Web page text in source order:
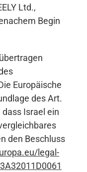
Ltd.,
Begin
Europäische
des Art.
dass Israel ein
den Beschluss
legal-